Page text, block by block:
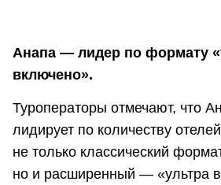
Анапа — лидер по формату
включено».
Туроператоры отмечают, что
лидирует по количеству
не только классический
но и расширенный — «ультра